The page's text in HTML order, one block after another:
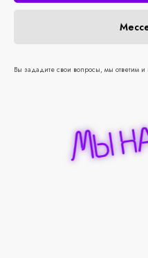
Вы зададите свои вопросы, мы ответим